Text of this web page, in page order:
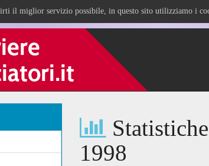
il miglior servizio possibile, in questo sito utilizziamo i
1998